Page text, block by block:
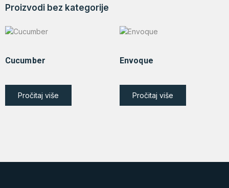
Proizvodi bez kategorije
Cucumber
Pročitaj više
Envoque
Pročitaj više